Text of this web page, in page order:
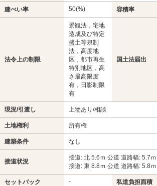
建ぺい率 50(%) 容積率
法令上の制限
景観法，宅地
造成及び特定
盛土等規制
法，高度地
区，都市再生
特別地区，高
さ最高限度
有，日影制限
有
国土法届出
現況/引渡し 上物あり/相談
土地権利 所有権
建築条件 なし
接道状況
接道: 北 5.6ｍ 公道 道路幅: 5.7ｍ
接道: 東 8.8ｍ 公道 道路幅: 5.8ｍ
セットバック - 私道負担面積